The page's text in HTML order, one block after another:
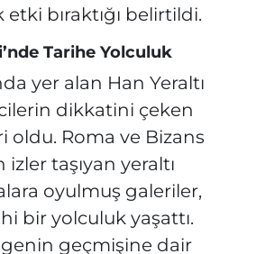
bıraktığı belirtildi.
Tarihe Yolculuk
yer alan Han Yeraltı
dikkatini çeken
oldu. Roma ve Bizans
taşıyan yeraltı
oyulmuş galeriler,
bir yolculuk yaşattı.
geçmişine dair